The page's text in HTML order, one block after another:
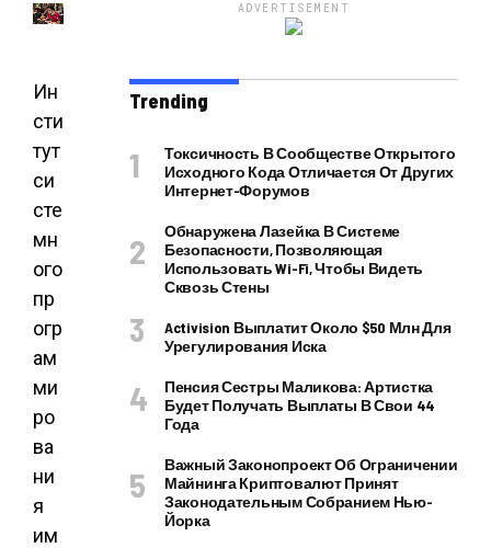
Ин
сти
тут
си
сте
мн
ого
пр
огр
ам
ми
ро
ва
ни
я
им
ADVERTISEMENT
Trending
Токсичность В Сообществе Открытого
Исходного Кода Отличается От Других
Интернет-Форумов
Обнаружена Лазейка В Системе
Безопасности, Позволяющая
Использовать Wi-Fi, Чтобы Видеть
Сквозь Стены
Activision Выплатит Около $50 Млн Для
Урегулирования Иска
Пенсия Сестры Маликова: Артистка
Будет Получать Выплаты В Свои 44
Года
Важный Законопроект Об Ограничении
Майнинга Криптовалют Принят
Законодательным Собранием Нью-
Йорка